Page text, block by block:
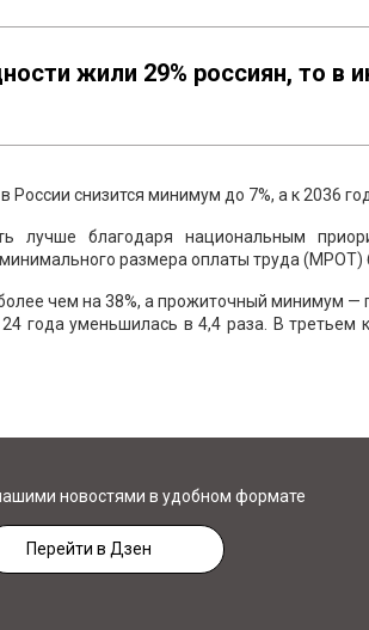
жили 29% россиян, то в
России снизится минимум до 7%, а к 2036
лучше благодаря национальным
размера оплаты труда (МРОТ)
чем на 38%, а прожиточный минимум —
года уменьшилась в 4,4 раза. В третьем
новостями в удобном формате
Перейти в Дзен